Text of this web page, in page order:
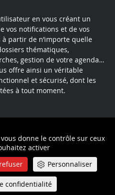
donne le contrôle sur ceux
activer
Personnaliser
confidentialité
en vous créant un
vos notifications et de vos
partir de n’importe quelle
thématiques,
gestion de votre agenda…
offre ainsi un véritable
et sécurisé, dont les
à tout moment.
confidentialité